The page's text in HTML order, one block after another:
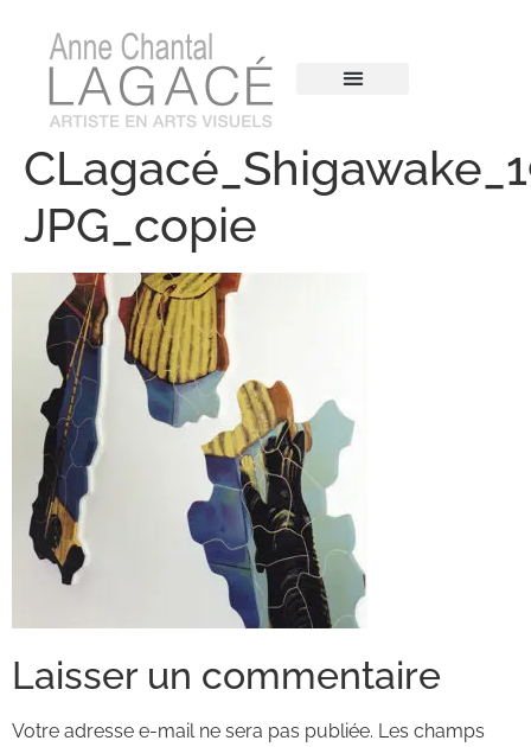
JPG_copie
Laisser un commentaire
Votre adresse e-mail ne sera pas publiée. Les champs